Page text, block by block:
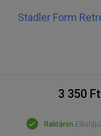
Stadler Form
3 350 Ft
Raktáron